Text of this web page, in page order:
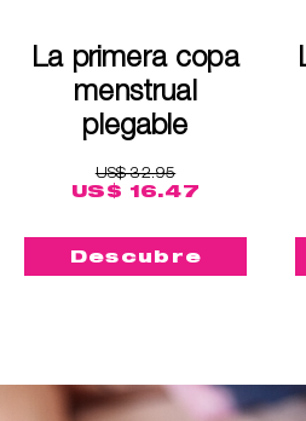
La primera copa
menstrual
plegable
US$ 32.95
US$ 16.47
Descubre